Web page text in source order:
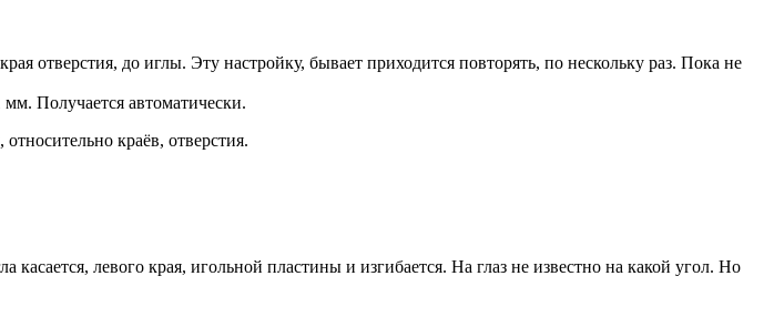
отверстия, до иглы. Эту настройку, бывает приходится повторять, по нескольку раз. Пока не
Получается автоматически.
краёв, отверстия.
левого края, игольной пластины и изгибается. На глаз не известно на какой угол. Но